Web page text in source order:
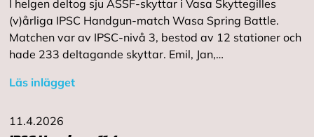
I helgen deltog sju ÅSSF-skyttar i Vasa Skyttegilles
(v)årliga IPSC Handgun-match Wasa Spring Battle.
Matchen var av IPSC-nivå 3, bestod av 12 stationer och
hade 233 deltagande skyttar. Emil, Jan,…
Läs inlägget
11.4.2026